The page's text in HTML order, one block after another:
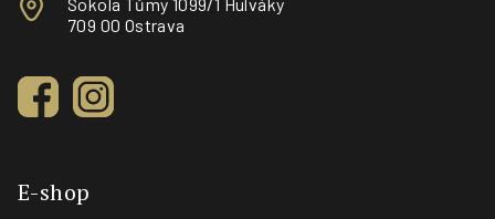
Sokola Tůmy 1099/1 Hulváky
709 00 Ostrava
E-shop